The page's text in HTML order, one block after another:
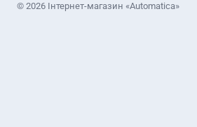
© 2026 Інтернет-магазин «Automatica»